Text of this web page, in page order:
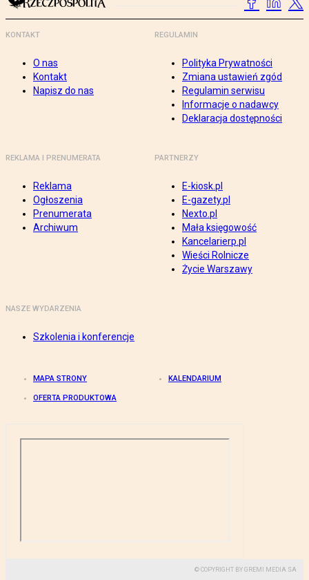
KONTAKT
O nas
Kontakt
Napisz do nas
REGULAMIN
Polityka Prywatności
Zmiana ustawień zgód
Regulamin serwisu
Informacje o nadawcy
Deklaracja dostępności
REKLAMA I PRENUMERATA
Reklama
Ogłoszenia
Prenumerata
Archiwum
PARTNERZY
E-kiosk.pl
E-gazety.pl
Nexto.pl
Mała księgowość
Kancelarierp.pl
Wieści Rolnicze
Życie Warszawy
NASZE WYDARZENIA
Szkolenia i konferencje
MAPA STRONY KALENDARIUM
OFERTA PRODUKTOWA
© COPYRIGHT BY GREMI MEDIA SA